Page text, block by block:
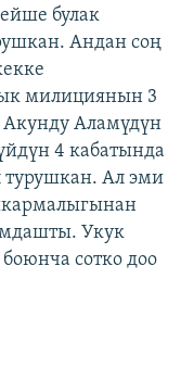
булак
Андан соң
милициянын 3
Акунду Аламүдүн
4 кабатында
турушкан. Ал эми
Укук
сотко доо